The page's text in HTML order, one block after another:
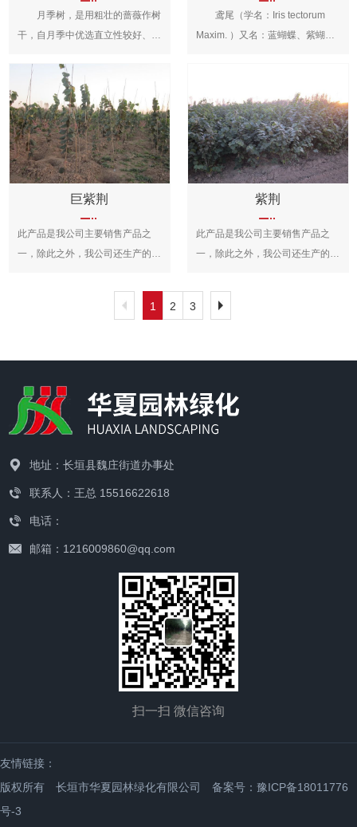
色，室背开裂；种子有翅，长约8
毫米。花期6-9月，果期9-12
少花季节，花期长，故有“百日
红”之称，又有“盛夏绿遮眼，此花
红满堂”的赞语，是观花、观干、
观根的盆景良材；根、皮、叶、花
皆可入药。
月季树，是用粗壮的蔷薇作树
干，自月季中优选直立性较好、树
季树是当今世界园艺界新技
术。 树状月季又称月季树，是
由一个直立树干通过园艺手段(扦
插、养根、育干、嫁接、修剪、整
形等措施)生产出来的一种新型月
季类型。
鸢尾（学名：Iris tectorum
Maxim. ）又名：蓝蝴蝶、紫蝴
约1cm，斜伸；叶长15~50cm，
宽1.5~3.5cm，花蓝紫色，直径约
10cm；蒴果长椭圆形或倒卵形，
长4.5~6cm，直径2~2.5cm。原产
于中国中部以及日本，主要分布在
中国中南部。可供观赏，花香气淡
中药，全年可采，具有消炎作用。
巨紫荆
此产品是我公司主要销售产品之
一，除此之外，我公司还生产的有
紫荆
此产品是我公司主要销售产品之
一，除此之外，我公司还生产的有
购！
1 2 3
地址：长垣县魏庄街道办事处
联系人：王总 15516622618
电话：
邮箱：1216009860@qq.com
扫一扫 微信咨询
友情链接：
版权所有 长垣市华夏园林绿化有限公司 备案号：豫ICP备18011776
号-3